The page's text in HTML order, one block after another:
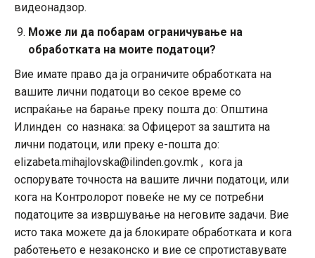
видеонадзор.
Може ли да побарам ограничување на
обработката на моите податоци?
Вие имате право да ја ограничите обработката на
вашите лични податоци во секое време со
испраќање на барање преку пошта до: Општина
Илинден со назнака: за Офицерот за заштита на
лични податоци, или преку е-пошта до:
elizabeta.mihajlovska@ilinden.gov.mk , кога ја
оспорувате точноста на вашите лични податоци, или
кога на Контролорот повеќе не му се потребни
податоците за извршување на неговите задачи. Вие
исто така можете да ја блокирате обработката и кога
работењето е незаконско и вие се спротиставувате